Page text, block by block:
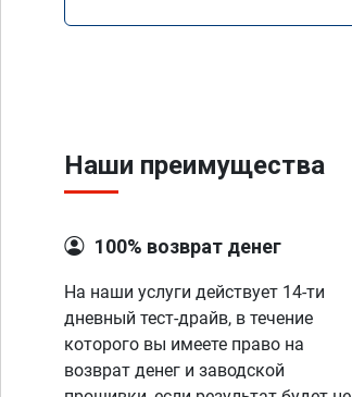
Наши преимущества
100% возврат денег
На наши услуги действует 14-ти
дневный тест-драйв, в течение
которого вы имеете право на
возврат денег и заводской